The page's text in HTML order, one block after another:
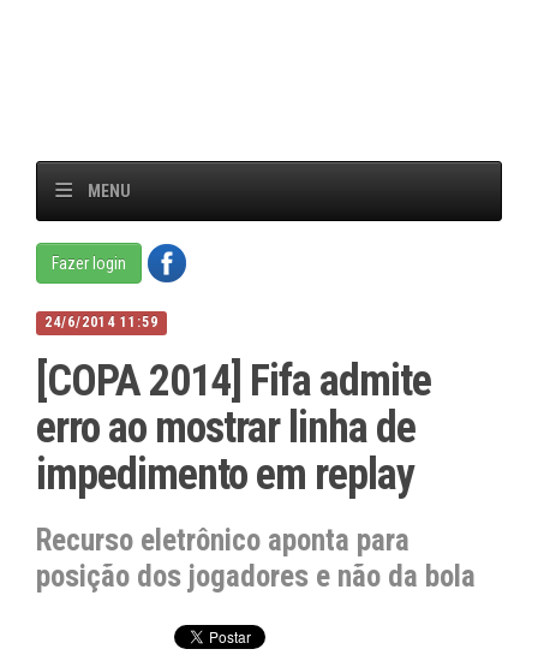
MENU
Fazer login
24/6/2014 11:59
[COPA 2014] Fifa admite
erro ao mostrar linha de
impedimento em replay
Recurso eletrônico aponta para
posição dos jogadores e não da bola